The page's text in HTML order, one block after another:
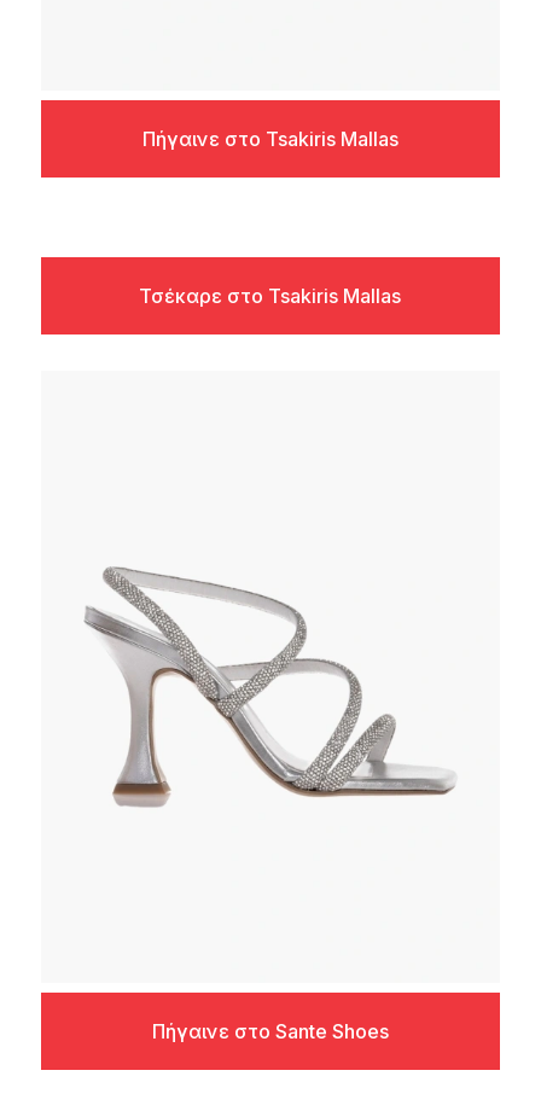
Πήγαινε στο Tsakiris Mallas
Τσέκαρε στο Tsakiris Mallas
Πήγαινε στο Sante Shoes